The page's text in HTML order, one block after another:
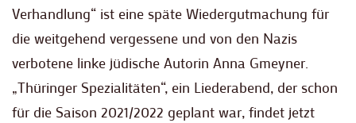
Verhandlung“ ist eine späte Wiedergutmachung für
die weitgehend vergessene und von den Nazis
verbotene linke jüdische Autorin Anna Gmeyner.
„Thüringer Spezialitäten“, ein Liederabend, der schon
für die Saison 2021/2022 geplant war, findet jetzt